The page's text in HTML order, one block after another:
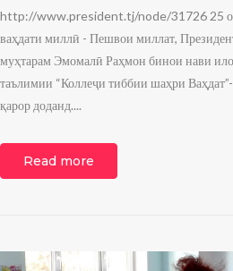
http://www.president.tj/node/31726 25
ваҳдати миллӣ - Пешвои миллат,
муҳтарам Эмомалӣ Раҳмон бинои нави
таълимии “Коллеҷи тиббии шаҳри
қарор доданд....
Read more